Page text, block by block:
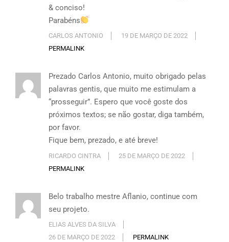
& conciso!
Parabéns
CARLOS ANTONIO
19 DE MARÇO DE 2022
PERMALINK
Prezado Carlos Antonio, muito obrigado pelas
palavras gentis, que muito me estimulam a
“prosseguir”. Espero que você goste dos
próximos textos; se não gostar, diga também,
por favor.
Fique bem, prezado, e até breve!
RICARDO CINTRA
25 DE MARÇO DE 2022
PERMALINK
Belo trabalho mestre Aflanio, continue com
seu projeto.
ELIAS ALVES DA SILVA
26 DE MARÇO DE 2022
PERMALINK